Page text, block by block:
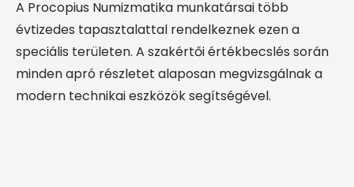
A Procopius Numizmatika munkatársai több
évtizedes tapasztalattal rendelkeznek ezen a
speciális területen. A szakértői értékbecslés során
minden apró részletet alaposan megvizsgálnak a
modern technikai eszközök segítségével.